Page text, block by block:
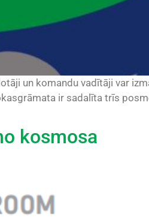
un komandu vadītāji var
ir sadalīta trīs
kosmosa